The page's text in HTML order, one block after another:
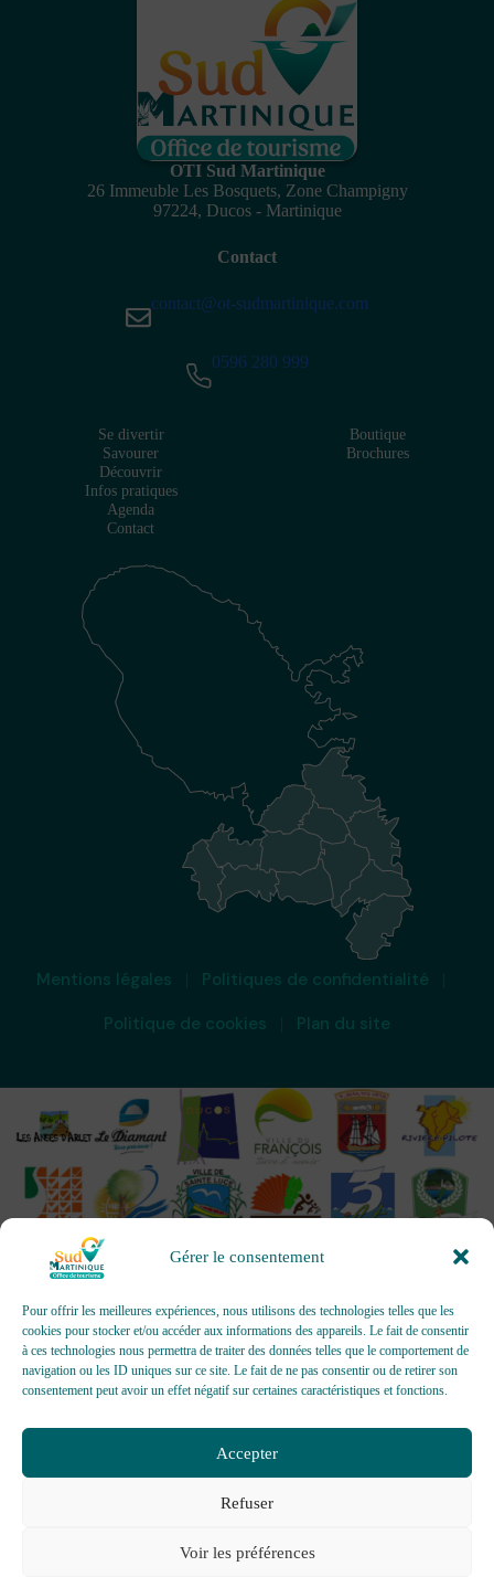
Gérer le consentement
Pour offrir les meilleures expériences, nous utilisons des technologies telles que les
cookies pour stocker et/ou accéder aux informations des appareils. Le fait de consentir
à ces technologies nous permettra de traiter des données telles que le comportement de
navigation ou les ID uniques sur ce site. Le fait de ne pas consentir ou de retirer son
consentement peut avoir un effet négatif sur certaines caractéristiques et fonctions.
Accepter
Refuser
Voir les préférences
OTI Sud Martinique
26 Immeuble Les Bosquets, Zone Champigny
97224, Ducos - Martinique
Contact
contact@ot-sudmartinique.com
0596 280 999
Se divertir
Savourer
Découvrir
Infos pratiques
Agenda
Contact
Boutique
Brochures
Mentions légales
Politiques de confidentialité
Politique de cookies
Plan du site
OFFICES DE TOURISME - Pour les activités d’accueil,
d’information, de promotion/communication, de création et gestion
d’événements